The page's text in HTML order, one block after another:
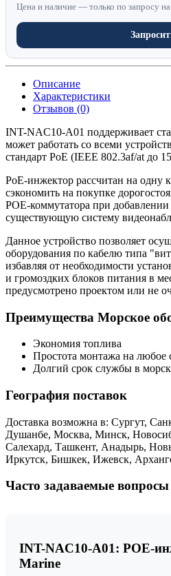
Цена и наличие — только по запросу
Описание
Характеристики
Отзывов (0)
INT-NAC10-A01 поддерживает
может работать со всеми
стандарт PoE (IEEE 802.3af/at до
PoE-инжектор рассчитан на одну
сэкономить на покупке
POE-коммутатора при
существующую систему
Данное устройство позволяет
оборудования по кабелю типа
избавляя от необходимости
и громоздких блоков питания в
предусмотрено проектом или не
Преимущества Морское
Экономия топлива
Простота монтажа на любое
Долгий срок службы в
География поставок
Доставка возможна в: Сургут,
Душанбе, Москва, Минск,
Салехард, Ташкент, Анадырь,
Иркутск, Бишкек, Ижевск,
Часто задаваемые вопросы
INT-NAC10-A01: POE-
Marine